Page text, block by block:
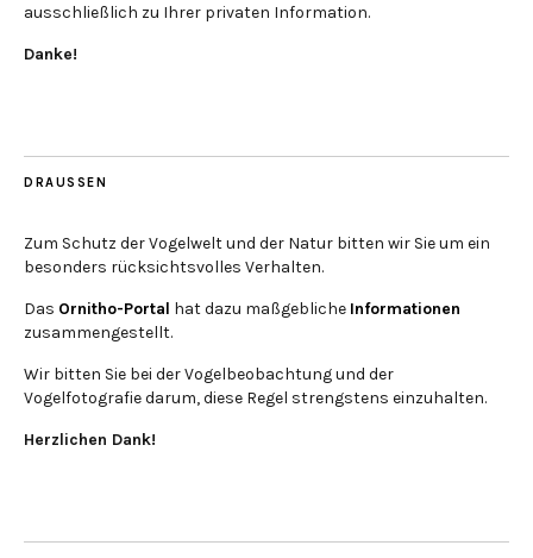
ausschließlich zu Ihrer privaten Information.
Danke!
DRAUSSEN
Zum Schutz der Vogelwelt und der Natur bitten wir Sie um ein
besonders rücksichtsvolles Verhalten.
Das Ornitho-Portal hat dazu maßgebliche Informationen
zusammengestellt.
Wir bitten Sie bei der Vogelbeobachtung und der
Vogelfotografie darum, diese Regel strengstens einzuhalten.
Herzlichen Dank!